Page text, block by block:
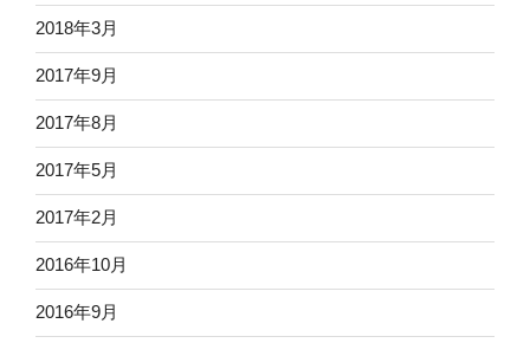
2018年3月
2017年9月
2017年8月
2017年5月
2017年2月
2016年10月
2016年9月